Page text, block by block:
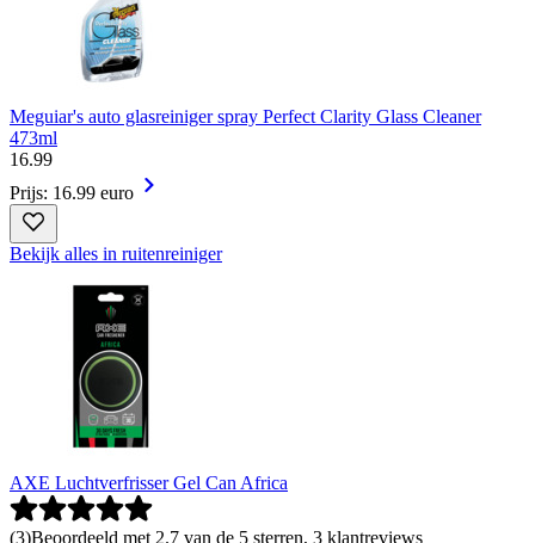
Meguiar's auto glasreiniger spray Perfect Clarity Glass Cleaner
473ml
16.99
Prijs: 16.99 euro
Bekijk alles in ruitenreiniger
AXE Luchtverfrisser Gel Can Africa
(3)Beoordeeld met 2.7 van de 5 sterren, 3 klantreviews